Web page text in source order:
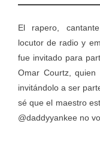
El rapero,
locutor de radio y
fue invitado para
Omar Courtz,
invitándolo a ser
sé que el maestro
@daddyyankee no